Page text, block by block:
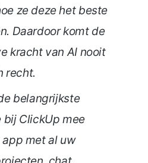
ze deze het beste
Daardoor komt de
kracht van AI nooit
recht.
belangrijkste
bij ClickUp mee
app met al uw